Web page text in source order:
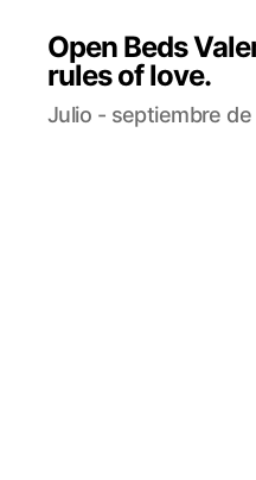
Open Beds
rules of love.
Julio - septiembre de